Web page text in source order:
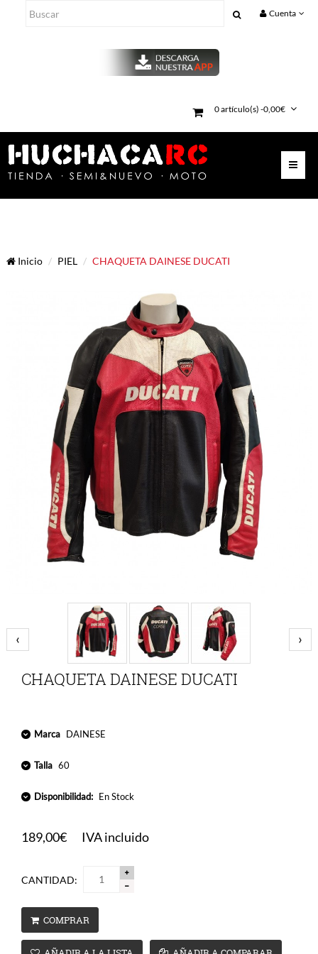
Cuenta
0 artículo(s) -0,00€
Inicio PIEL CHAQUETA DAINESE DUCATI
‹ ›
CHAQUETA DAINESE DUCATI
Marca DAINESE
Talla 60
Disponibilidad: En Stock
189,00€ IVA incluido
CANTIDAD:
COMPRAR